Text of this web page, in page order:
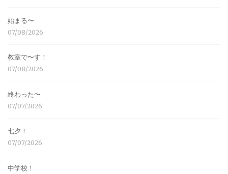
始まる〜
07/08/2026
教室で〜す！
07/08/2026
終わった〜
07/07/2026
七夕！
07/07/2026
中学校！